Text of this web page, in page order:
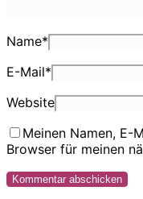
Name*
E-Mail*
Website
Meinen Namen, E-
Browser für meinen